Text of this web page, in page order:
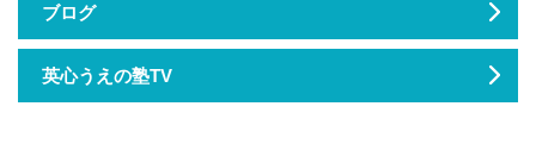
ブログ
英心うえの塾TV